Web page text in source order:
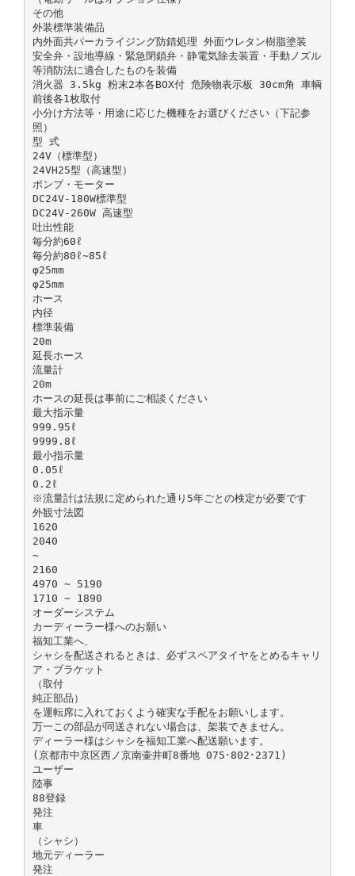
その他
外装標準装備品
内外面共パーカライジング防錆処理 外面ウレタン樹脂塗装
安全弁・設地導線・緊急閉鎖弁・静電気除去装置・手動ノズル
等消防法に適合したものを装備
消火器 3.5kg 粉末2本各BOX付 危険物表示板 30cm角 車輌
前後各1枚取付
小分け方法等・用途に応じた機種をお選びください（下記参
照）
型 式
24V（標準型）
24VH25型（高速型）
ポンプ・モーター
DC24V-180W標準型
DC24V-260W 高速型
吐出性能
毎分約60ℓ
毎分約80ℓ∼85ℓ
φ25mm
φ25mm
ホース
内径
標準装備
20m
延長ホース
流量計
20m
ホースの延長は事前にご相談ください
最大指示量
999.95ℓ
9999.8ℓ
最小指示量
0.05ℓ
0.2ℓ
※流量計は法規に定められた通り5年ごとの検定が必要です
外観寸法図
1620
2040
∼
2160
4970 ∼ 5190
1710 ∼ 1890
オーダーシステム
カーディーラー様へのお願い
福知工業へ、
シャシを配送されるときは、必ずスペアタイヤをとめるキャリ
ア・ブラケット
（取付
純正部品）
を運転席に入れておくよう確実な手配をお願いします。
万一この部品が同送されない場合は、架装できません。
ディーラー様はシャシを福知工業へ配送願います。
(京都市中京区西ノ京南壷井町8番地 075･802･2371)
ユーザー
陸事
88登録
発注
車
（シャシ）
地元ディーラー
発注